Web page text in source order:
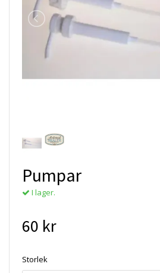
Pumpar
I lager.
60 kr
Storlek